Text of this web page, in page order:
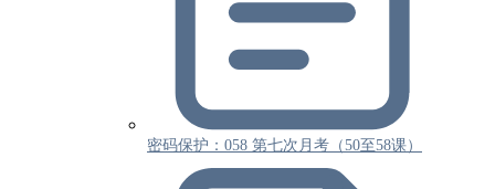
密码保护：058 第七次月考（50至58课）